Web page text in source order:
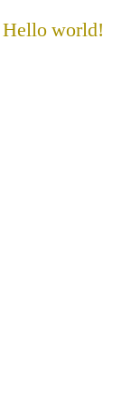
Hello world!